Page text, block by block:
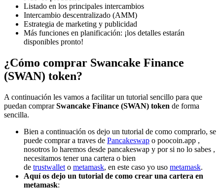
Listado en los principales intercambios
Intercambio descentralizado (AMM)
Estrategia de marketing y publicidad
Más funciones en planificación: ¡los detalles estarán
disponibles pronto!
¿Cómo comprar Swancake Finance
(SWAN) token?
A continuación les vamos a facilitar un tutorial sencillo para que
puedan comprarSwancake Finance (SWAN) token de forma
sencilla.
Bien a continuación os dejo un tutorial de como comprarlo, se
puede comprar a traves de Pancakeswap o poocoin.app ,
nosotros lo haremos desde pancakeswap y por si no lo sabes ,
necesitamos tener una cartera o bien
de trustwallet o metamask, en este caso yo uso metamask.
Aquí os dejo un tutorial de como crear una cartera en
metamask: